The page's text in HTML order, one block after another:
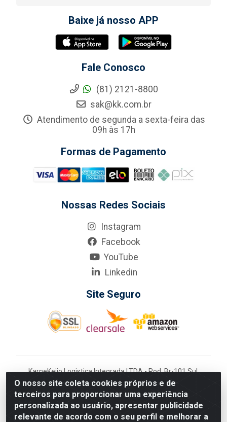
O nosso site coleta cookies próprios e de
terceiros para proporcionar uma experiência
personalizada ao usuário, apresentar publicidade
relevante de acordo com o seu perfil e melhorar a
Baixe já nosso APP
Fale Conosco
(81) 2121-8800
sak@kk.com.br
Atendimento de segunda a sexta-feira das
09h às 17h
Formas de Pagamento
Nossas Redes Sociais
Instagram
Facebook
YouTube
Linkedin
Site Seguro
KarneKeijo Logistica Integrada LTDA - Rod. Br-101 Sul,
nº3700 - Barro, Recife/PE, 50900-400 CNPJ:
24.150.377/0001-95
Estados atendidos pela KarneKeijo: PE, PB e RN.